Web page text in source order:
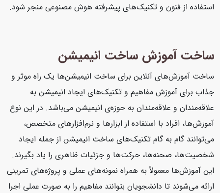
استفاده از فنون و تکنیک‌های پیشرفته هوش مصنوعی منجر شود.
ساخت آموزش ساخت انیمیشن
ساخت آموزش‌های آنلاین برای ساخت انیمیشن‌ها یک راه موثر و
جذاب برای آموزش مفاهیم و تکنیک‌های ایجاد انیمیشن به
علاقه‌مندان و علاقه‌مندان به حوزه‌ی انیمیشن می‌باشد. در این نوع
آموزش‌ها، افراد با استفاده از ابزارها و نرم‌افزارهای متخصص،
می‌توانند گام به گام تکنیک‌های ساخت انیمیشن از جمله ایجاد
شخصیت‌ها، صحنه‌ها، حرکت‌ها و جزئیات ظاهری را یاد بگیرند.
این آموزش‌ها معمولاً به همراه نمونه‌های عملی و پروژه‌های تمرینی
ارائه می‌شوند تا دانشجویان بتوانند مفاهیم را به صورت عملی اجرا